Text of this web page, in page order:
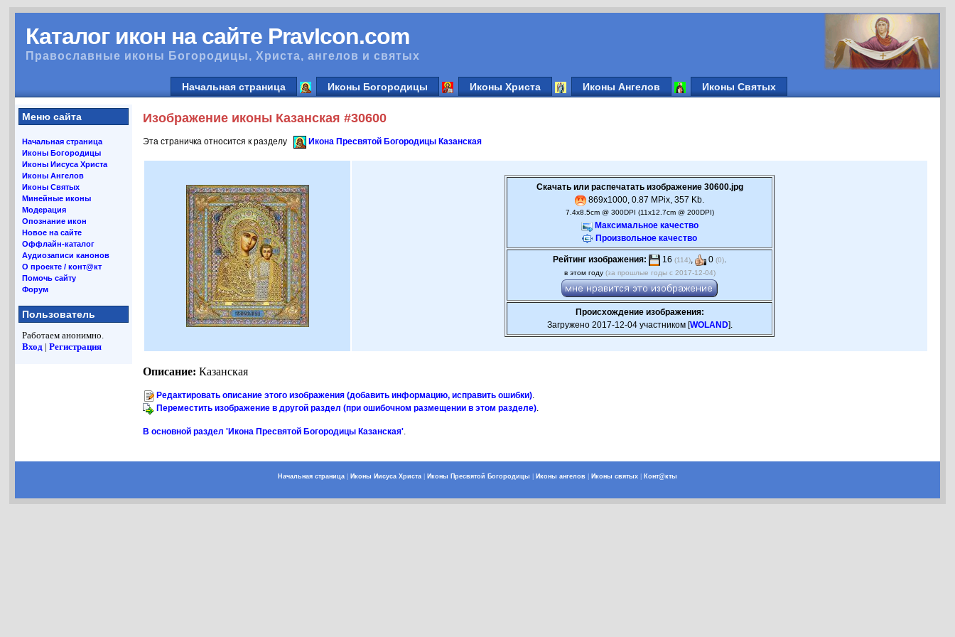
Каталог икон на сайте PravIcon.com
Православные иконы Богородицы, Христа, ангелов и святых
Начальная страница Иконы Богородицы Иконы Христа Иконы Ангелов Иконы Святых
Меню сайта
Начальная страница
Иконы Богородицы
Иконы Иисуса Христа
Иконы Ангелов
Иконы Святых
Минейные иконы
Модерация
Опознание икон
Новое на сайте
Оффлайн-каталог
Аудиозаписи канонов
О проекте / конт@кт
Помочь сайту
Форум
Пользователь
Работаем анонимно.
Вход |Регистрация
Изображение иконы Казанская #30600
Эта страничка относится к разделу Икона Пресвятой Богородицы Казанская
Скачать или распечатать изображение 30600.jpg
869x1000, 0.87 MPix, 357 Kb.
7.4x8.5cm @ 300DPI (11x12.7cm @ 200DPI)
Максимальное качество
Произвольное качество
Рейтинг изображения: 16(114), 0(0).
в этом году (за прошлые годы с 2017-12-04)
Происхождение изображения:
Загружено 2017-12-04 участником [WOLAND].
Описание: Казанская
Редактировать описание этого изображения (добавить информацию, исправить ошибки).
Переместить изображение в другой раздел (при ошибочном размещении в этом разделе).
В основной раздел 'Икона Пресвятой Богородицы Казанская'.
Начальная страница Иконы Иисуса Христа Иконы Пресвятой Богородицы Иконы ангелов Иконы святых Конт@кты